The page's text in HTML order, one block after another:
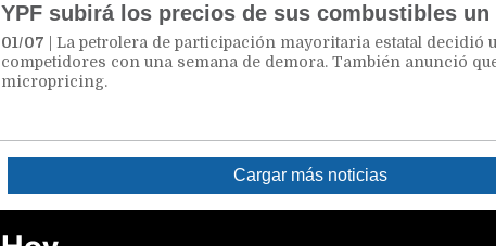
YPF subirá los precios de sus combustibles
01/07 | La petrolera de participación mayoritaria estatal decidió
competidores con una semana de demora. También anunció
micropricing.
Cargar más noticias